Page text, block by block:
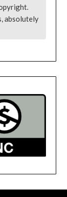
absolutely